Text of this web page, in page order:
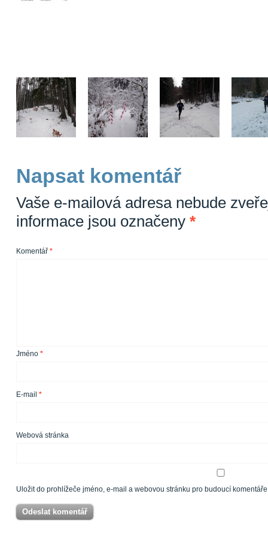
Napsat komentář
Vaše e-mailová adresa nebude
informace jsou označeny *
Komentář *
Jméno *
E-mail *
Webová stránka
Uložit do prohlížeče jméno, e-mail a webovou stránku pro budoucí